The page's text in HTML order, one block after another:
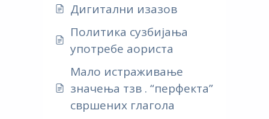
Дигитални изазов
Политика сузбијања
употребе аориста
Мало истраживање
значења тзв . “перфекта”
свршених глагола